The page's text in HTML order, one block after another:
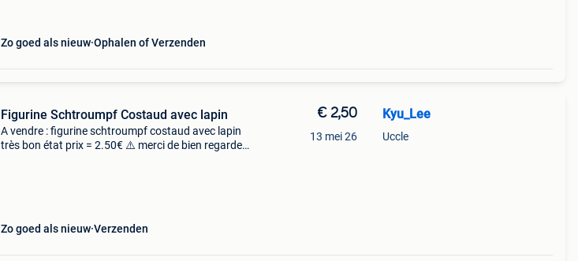
Zo goed als nieuw Ophalen of Verzenden
Figurine Schtroumpf Costaud avec lapin
A vendre : figurine schtroumpf costaud avec lapin
très bon état prix = 2.50€ ⚠️ merci de bien regarder
Zo goed als nieuw Verzenden
€ 2,50
13 mei 26
Kyu_Lee
Uccle